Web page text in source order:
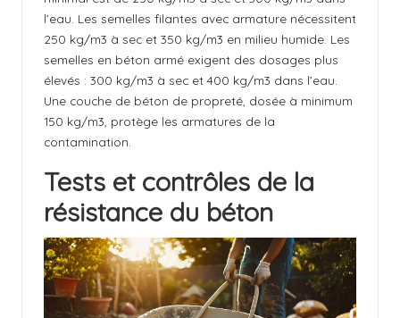
l’eau. Les semelles filantes avec armature nécessitent
250 kg/m3 à sec et 350 kg/m3 en milieu humide. Les
semelles en béton armé exigent des dosages plus
élevés : 300 kg/m3 à sec et 400 kg/m3 dans l’eau.
Une couche de béton de propreté, dosée à minimum
150 kg/m3, protège les armatures de la
contamination.
Tests et contrôles de la
résistance du béton